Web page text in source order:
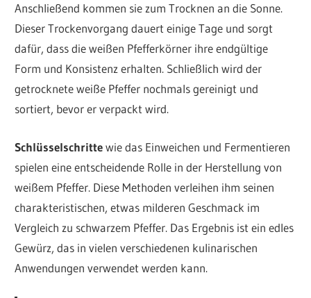
Anschließend kommen sie zum Trocknen an die Sonne.
Dieser Trockenvorgang dauert einige Tage und sorgt
dafür, dass die weißen Pfefferkörner ihre endgültige
Form und Konsistenz erhalten. Schließlich wird der
getrocknete weiße Pfeffer nochmals gereinigt und
sortiert, bevor er verpackt wird.
Schlüsselschrittewie das Einweichen und Fermentieren
spielen eine entscheidende Rolle in der Herstellung von
weißem Pfeffer. Diese Methoden verleihen ihm seinen
charakteristischen, etwas milderen Geschmack im
Vergleich zu schwarzem Pfeffer. Das Ergebnis ist ein edles
Gewürz, das in vielen verschiedenen kulinarischen
Anwendungen verwendet werden kann.